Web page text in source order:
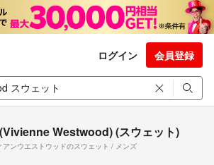
ログイン 会員登録
Westwood) (スウェット)
アンウエストウッドのスウェット / メンズ